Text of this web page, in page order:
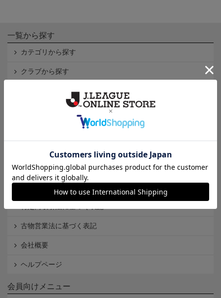
一覧から探す
カテゴリから探す
クラブから探す
Ｊ2
Ｊリーグオンラインストアとは
個人情報保護方針
古物営業法に基づく表記
会社概要
ヘルプページ
会員向けメニュー